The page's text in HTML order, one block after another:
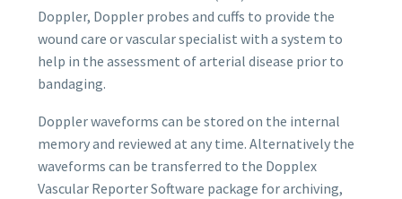
Doppler, Doppler probes and cuffs to provide the
wound care or vascular specialist with a system to
help in the assessment of arterial disease prior to
bandaging.
Doppler waveforms can be stored on the internal
memory and reviewed at any time. Alternatively the
waveforms can be transferred to the Dopplex
Vascular Reporter Software package for archiving,